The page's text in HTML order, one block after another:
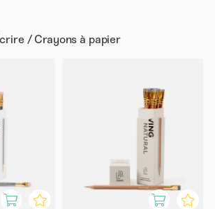
/ Crayons à papier